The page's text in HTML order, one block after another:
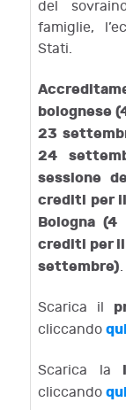
del
famiglie,
Stati.
bolognese
23
24
sessione
crediti per
Bologna
crediti per
settembre).
Scarica il
cliccando qui
Scarica la
cliccando qui